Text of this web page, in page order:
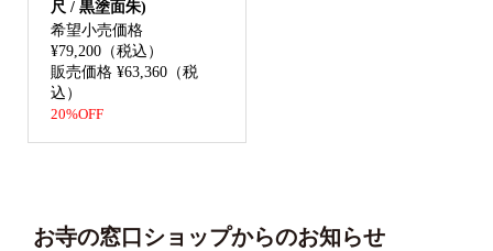
尺 / 黒塗面朱)
希望小売価格
¥79,200（税込）
販売価格 ¥63,360（税
込）
20%OFF
お寺の窓口ショップからのお知らせ